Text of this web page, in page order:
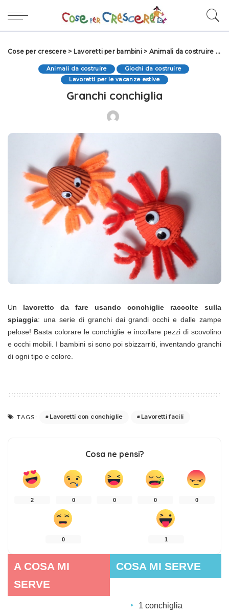
Cose per crescere > Lavoretti per bambini> Animali da costruire
Animali da costruire
Giochi da costruire
Lavoretti per le vacanze estive
Granchi conchiglia
Un lavoretto da fare usando conchiglie raccolte sulla
spiaggia: una serie di granchi dai grandi occhi e dalle zampe
pelose! Basta colorare le conchiglie e incollare pezzi di scovolino
e occhi mobili. I bambini si sono poi sbizzarriti, inventando granchi
di ogni tipo e colore.
TAGS: Lavoretti con conchiglie Lavoretti facili
Cosa ne pensi?
2 0 0 0 0
0 1
A COSA MI
SERVE
COSA MI SERVE
1 conchiglia